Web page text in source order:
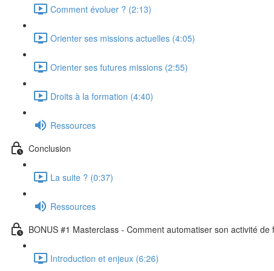
Comment évoluer ? (2:13)
Orienter ses missions actuelles (4:05)
Orienter ses futures missions (2:55)
Droits à la formation (4:40)
Ressources
Conclusion
La suite ? (0:37)
Ressources
BONUS #1 Masterclass - Comment automatiser son activité de
Introduction et enjeux (6:26)